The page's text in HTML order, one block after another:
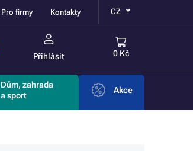
Pro firmy Kontakty CZ
Přihlásit 0 Kč
Dům, zahrada
a sport
Akce